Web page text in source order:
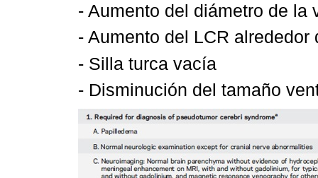
- Aumento del diámetro de la
- Aumento del LCR alrededor
- Silla turca vacía
- Disminución del tamaño